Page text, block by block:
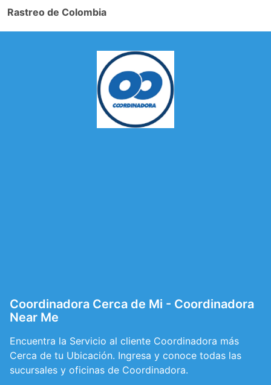
Rastreo de Colombia
Coordinadora Cerca de Mi - Coordinadora
Near Me
Encuentra la Servicio al cliente Coordinadora más
Cerca de tu Ubicación. Ingresa y conoce todas las
sucursales y oficinas de Coordinadora.